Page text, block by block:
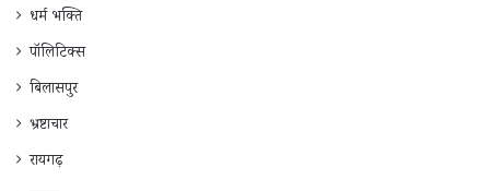
धर्म भक्ति
पॉलिटिक्स
बिलासपुर
भ्रष्टाचार
रायगढ़